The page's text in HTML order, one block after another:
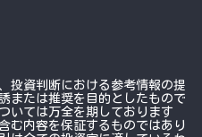
投資判断における参考情報の提
または推奨を目的としたもので
いては万全を期しております
む内容を保証するものではあり